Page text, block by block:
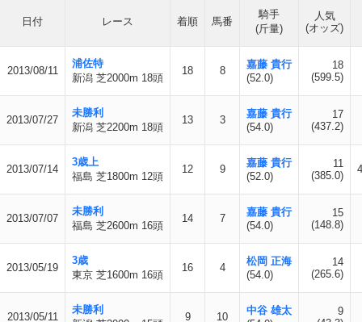
日付 レース 着順 馬番
騎手
(斤量)
人気
(オッズ)
2013/08/11
浦佐特
新潟 芝2000m 18頭
18 8
嘉藤 貴行
(52.0)
18
(599.5)
2013/07/27
未勝利
新潟 芝2200m 18頭
13 3
嘉藤 貴行
(54.0)
17
(437.2)
2013/07/14
3歳上
福島 芝1800m 12頭
12 9
嘉藤 貴行
(52.0)
11
(385.0)
2013/07/07
未勝利
福島 芝2600m 16頭
14 7
嘉藤 貴行
(54.0)
15
(148.8)
2013/05/19
3歳
東京 芝1600m 16頭
16 4
松岡 正海
(54.0)
14
(265.6)
2013/05/11
未勝利
9 10
中谷 雄太
9